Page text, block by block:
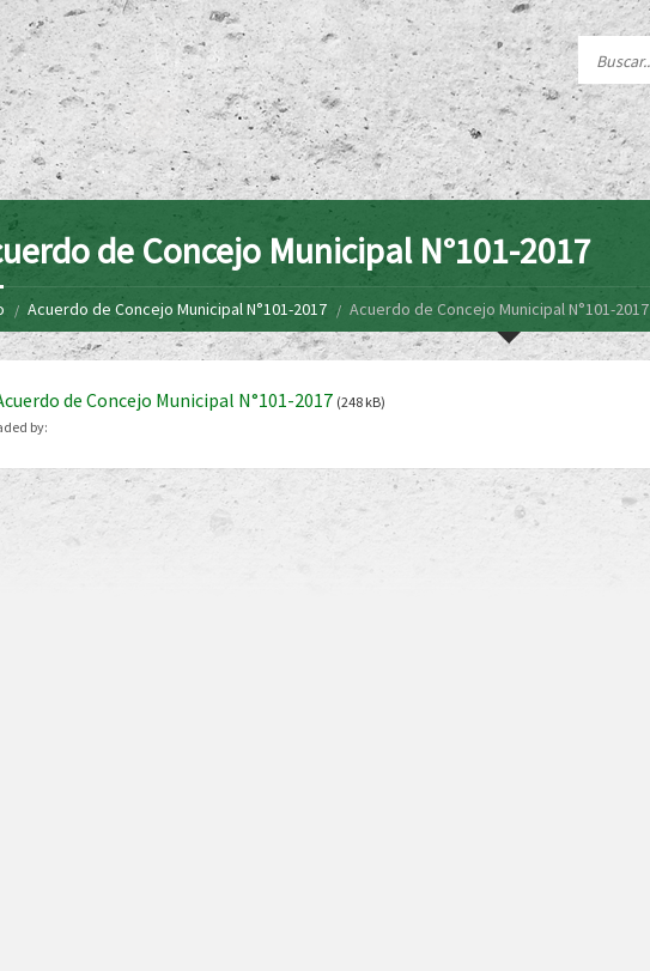
de Concejo Municipal N°101-2017
Acuerdo de Concejo Municipal N°101-2017 Acuerdo de Concejo Municipal N°101-2017
de Concejo Municipal N°101-2017 (248 kB)
by: